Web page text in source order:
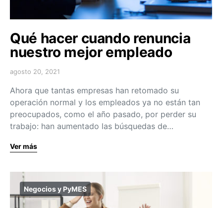
Qué hacer cuando renuncia
nuestro mejor empleado
agosto 20, 2021
Ahora que tantas empresas han retomado su
operación normal y los empleados ya no están tan
preocupados, como el año pasado, por perder su
trabajo: han aumentado las búsquedas de…
Ver más
Negocios y PyMES